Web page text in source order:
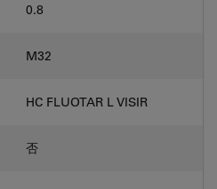
0.8
M32
HC FLUOTAR L VISIR
否